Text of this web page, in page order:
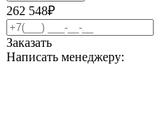
262 548₽
Заказать
Написать менеджеру: